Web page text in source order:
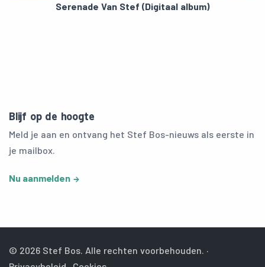
Serenade Van Stef (Digitaal album)
Blijf op de hoogte
Meld je aan en ontvang het Stef Bos-nieuws als eerste in
je mailbox.
Nu aanmelden
© 2026 Stef Bos. Alle rechten voorbehouden. ·